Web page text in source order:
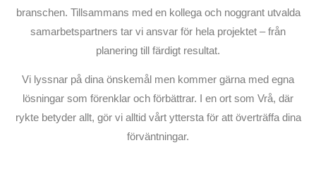
branschen. Tillsammans med en kollega och noggrant utvalda
samarbetspartners tar vi ansvar för hela projektet – från
planering till färdigt resultat.
Vi lyssnar på dina önskemål men kommer gärna med egna
lösningar som förenklar och förbättrar. I en ort som Vrå, där
rykte betyder allt, gör vi alltid vårt yttersta för att överträffa dina
förväntningar.